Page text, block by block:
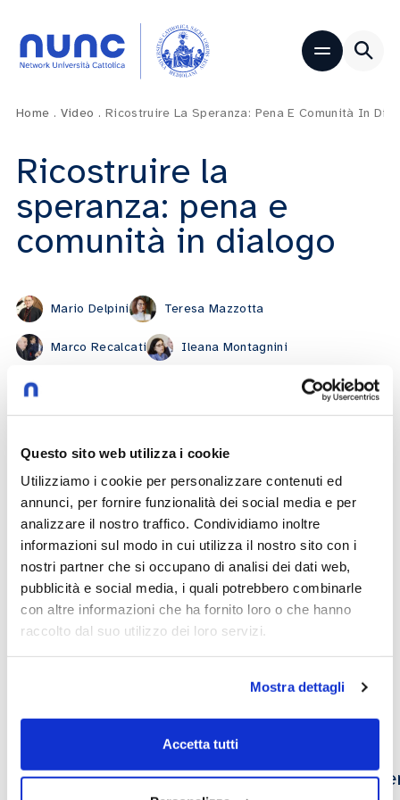
Questo sito web utilizza i cookie
Utilizziamo i cookie per personalizzare contenuti ed
annunci, per fornire funzionalità dei social media e per
analizzare il nostro traffico. Condividiamo inoltre
informazioni sul modo in cui utilizza il nostro sito con i
nostri partner che si occupano di analisi dei dati web,
pubblicità e social media, i quali potrebbero combinarle
con altre informazioni che ha fornito loro o che hanno
raccolto dal suo utilizzo dei loro servizi.
Mostra dettagli
Accetta tutti
Home . Video . Ricostruire La Speranza: Pena E Comunità In
Ricostruire la
speranza: pena e
comunità in dialogo
Mario Delpini Teresa Mazzotta
Marco Recalcati Ileana Montagnini
Play now
diritto giubileo
Altri video che potrebbero
interessarti
Franco Anelli: Giurista e Rettore